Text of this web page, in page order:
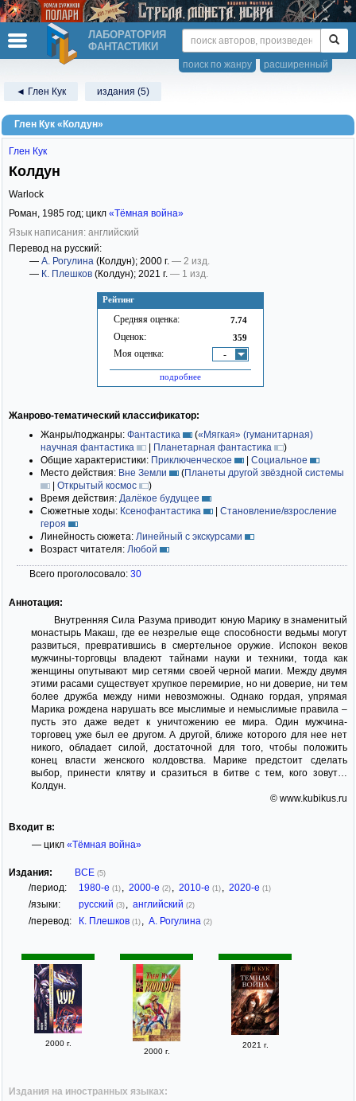
ЛАБОРАТОРИЯ
ФАНТАСТИКИ
расширенный
поиск по жанру
◄ Глен Кук издания (5)
Глен Кук «Колдун»
Рейтинг
Средняя оценка: 7.74
Оценок: 359
Моя оценка: -
подробнее
Глен Кук
Колдун
Warlock
Роман, 1985 год; цикл «Тёмная война»
Язык написания: английский
Перевод на русский:
— А. Рогулина (Колдун); 2000 г. — 2 изд.
— К. Плешков (Колдун); 2021 г. — 1 изд.
Жанрово-тематический классификатор:
Жанры/поджанры: Фантастика («Мягкая» (гуманитарная)
научная фантастика
| Планетарная фантастика
)
Общие характеристики: Приключенческое | Социальное
Место действия: Вне Земли (Планеты другой звёздной системы
| Открытый космос
)
Время действия: Далёкое будущее
Сюжетные ходы: Ксенофантастика | Становление/взросление
героя
Линейность сюжета: Линейный с экскурсами
Возраст читателя: Любой
Всего проголосовало: 30
Аннотация:
Внутренняя Сила Разума приводит юную Марику в знаменитый
монастырь Макаш, где ее незрелые еще способности ведьмы могут
развиться, превратившись в смертельное оружие. Испокон веков
мужчины-торговцы владеют тайнами науки и техники, тогда как
женщины опутывают мир сетями своей черной магии. Между двумя
этими расами существует хрупкое перемирие, но ни доверие, ни тем
более дружба между ними невозможны. Однако гордая, упрямая
Марика рождена нарушать все мыслимые и немыслимые правила –
пусть это даже ведет к уничтожению ее мира. Один мужчина-
торговец уже был ее другом. А другой, ближе которого для нее нет
никого, обладает силой, достаточной для того, чтобы положить
конец власти женского колдовства. Марике предстоит сделать
выбор, принести клятву и сразиться в битве с тем, кого зовут…
Колдун.
© www.kubikus.ru
Входит в:
— цикл «Тёмная война»
Издания: ВСЕ (5)
/период: 1980-е (1) 2000-е (2) 2010-е (1) 2020-е (1)
/языки: русский (3) английский (2)
/перевод: К. Плешков (1) А. Рогулина (2)
2000 г.
2000 г.
2021 г.
Издания на иностранных языках: